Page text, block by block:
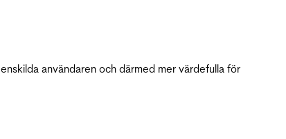
användaren och därmed mer värdefulla för